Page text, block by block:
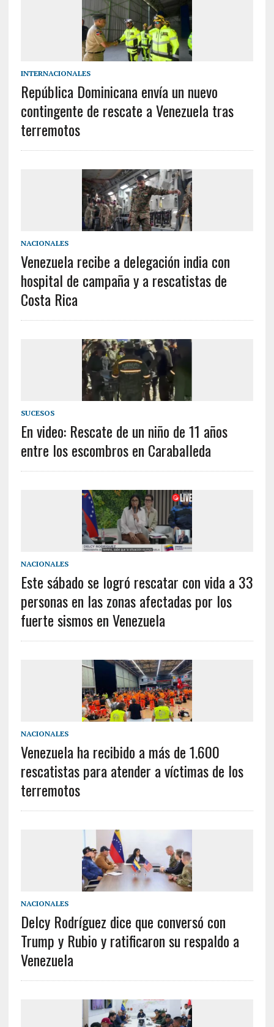
INTERNACIONALES
República Dominicana envía un nuevo
contingente de rescate a Venezuela tras
terremotos
NACIONALES
Venezuela recibe a delegación india con
hospital de campaña y a rescatistas de
Costa Rica
SUCESOS
En video: Rescate de un niño de 11 años
entre los escombros en Caraballeda
NACIONALES
Este sábado se logró rescatar con vida a 33
personas en las zonas afectadas por los
fuerte sismos en Venezuela
NACIONALES
Venezuela ha recibido a más de 1.600
rescatistas para atender a víctimas de los
terremotos
NACIONALES
Delcy Rodríguez dice que conversó con
Trump y Rubio y ratificaron su respaldo a
Venezuela